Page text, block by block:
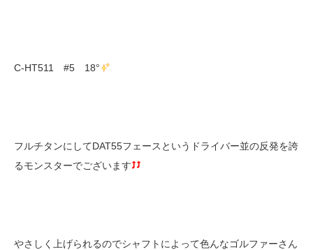
C-HT511 #5 18°
フルチタンにしてDAT55フェースというドライバー並の反発を誇
るモンスターでございます
やさしく上げられるのでシャフトによって色んなゴルファーさん